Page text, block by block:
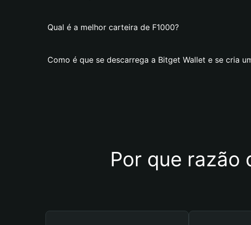
Qual é a melhor carteira de F1000?
Como é que se descarrega a Bitget Wallet e se cria
Por que razão